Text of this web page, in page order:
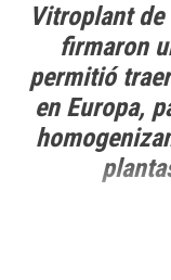
Vitroplant
firmaron
permitió
en Europa,